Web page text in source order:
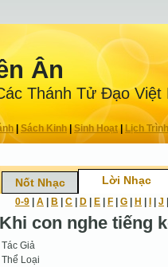
Ân
Thánh Tử Ðạo Việt
Sách Kinh|Sinh Hoạt| Lịch Trình
Nốt Nhạc Lời Nhạc
0-9 A B C D E F G H J
Khi con nghe tiếng
Tác Giả
Thể Loại